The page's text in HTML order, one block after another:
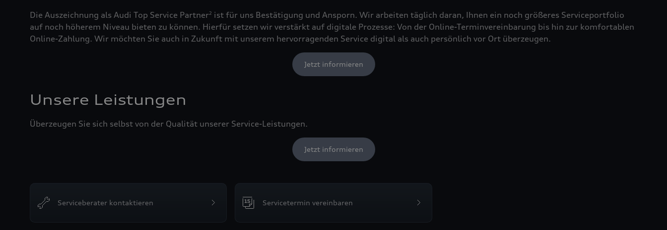
Die Auszeichnung als Audi Top Service Partner2 ist für uns Bestätigung und Ansporn. Wir arbeiten täglich daran, Ihnen ein noch größeres Serviceportfolio
auf noch höherem Niveau bieten zu können. Hierfür setzen wir verstärkt auf digitale Prozesse: Von der Online-Terminvereinbarung bis hin zur komfortablen
Online-Zahlung. Wir möchten Sie auch in Zukunft mit unserem hervorragenden Service digital als auch persönlich vor Ort überzeugen.
Jetzt informieren
Unsere Leistungen
Überzeugen Sie sich selbst von der Qualität unserer Service-Leistungen.
Jetzt informieren
Serviceberater kontaktieren Servicetermin vereinbaren